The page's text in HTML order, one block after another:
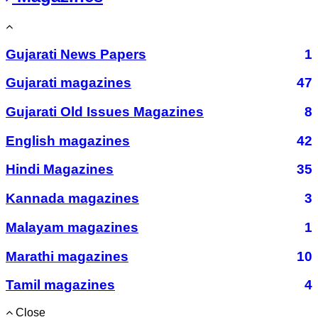
Gujarati News Papers
1
Gujarati magazines
47
Gujarati Old Issues Magazines
8
English magazines
42
Hindi Magazines
35
Kannada magazines
3
Malayam magazines
1
Marathi magazines
10
Tamil magazines
4
Close